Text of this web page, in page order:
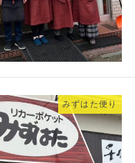
みずはた便り